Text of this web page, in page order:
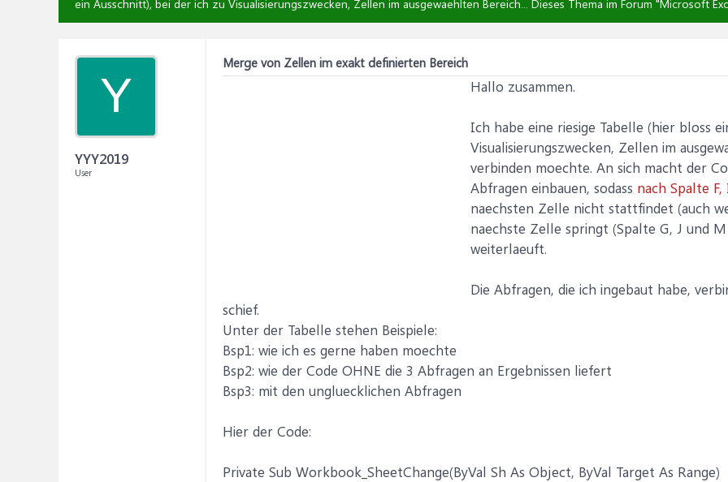
ein Ausschnitt), bei der ich zu Visualisierungszwecken, Zellen im ausgewaehlten Bereich... Dieses Thema im Forum "Microsoft
Y
YYY2019
User
Merge von Zellen im exakt definierten Bereich
Hallo zusammen.
Ich habe eine riesige Tabelle (hier bloss
Visualisierungszwecken, Zellen im
verbinden moechte. An sich macht der
Abfragen einbauen, sodass nach Spalte F,
naechsten Zelle nicht stattfindet (auch
naechste Zelle springt (Spalte G, J und
weiterlaeuft.
Die Abfragen, die ich ingebaut habe,
schief.
Unter der Tabelle stehen Beispiele:
Bsp1: wie ich es gerne haben moechte
Bsp2: wie der Code OHNE die 3 Abfragen an Ergebnissen liefert
Bsp3: mit den ungluecklichen Abfragen
Hier der Code:
Private Sub Workbook_SheetChange(ByVal Sh As Object, ByVal Target As Range)